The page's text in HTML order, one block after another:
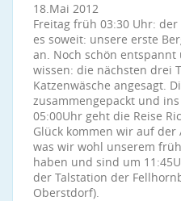
18.Mai 2012
Freitag früh 03:30 Uhr:
es soweit: unsere erste
an. Noch schön
wissen: die nächsten drei
Katzenwäsche angesagt.
zusammengepackt und
05:00Uhr geht die Reise
Glück kommen wir auf
was wir wohl unserem
haben und sind um
der Talstation der
Oberstdorf).